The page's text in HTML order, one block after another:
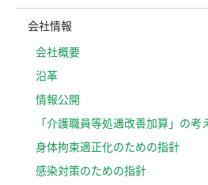
会社情報
会社概要
沿革
情報公開
「介護職員等処遇改善加算」の考
⾝体拘束適正化のための指針
感染対策のための指針